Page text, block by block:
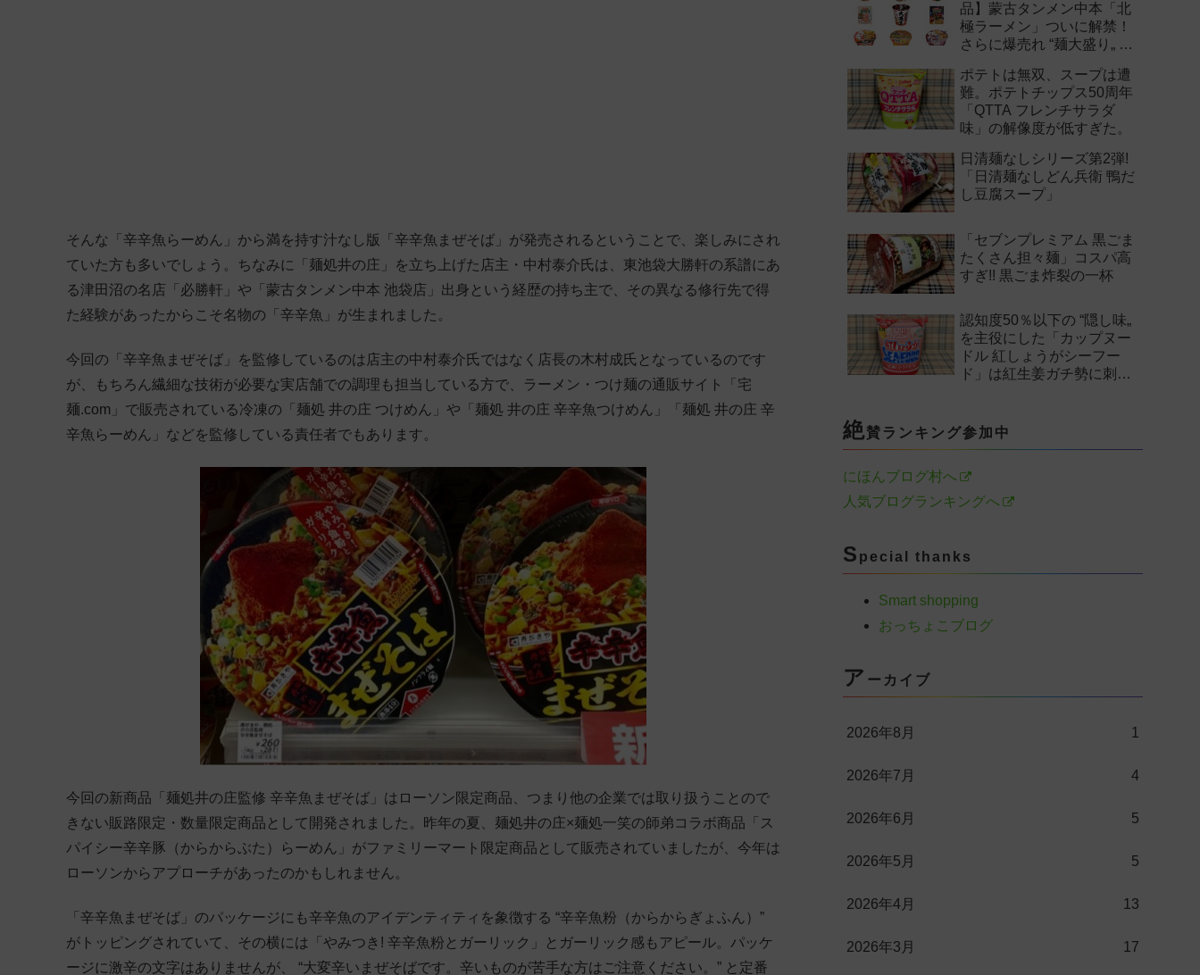
そんな「辛辛魚らーめん」から満を持す汁なし版「辛辛魚まぜそば」が発売されるということで、楽しみにされ
ていた方も多いでしょう。ちなみに「麺処井の庄」を立ち上げた店主・中村泰介氏は、東池袋大勝軒の系譜にあ
る津田沼の名店「必勝軒」や「蒙古タンメン中本 池袋店」出身という経歴の持ち主で、その異なる修行先で得
た経験があったからこそ名物の「辛辛魚」が生まれました。
今回の「辛辛魚まぜそば」を監修しているのは店主の中村泰介氏ではなく店長の木村成氏となっているのです
が、もちろん繊細な技術が必要な実店舗での調理も担当している方で、ラーメン・つけ麺の通販サイト「宅
麺.com」で販売されている冷凍の「麺処 井の庄 つけめん」や「麺処 井の庄 辛辛魚つけめん」「麺処 井の庄 辛
辛魚らーめん」などを監修している責任者でもあります。
今回の新商品「麺処井の庄監修 辛辛魚まぜそば」はローソン限定商品、つまり他の企業では取り扱うことので
きない販路限定・数量限定商品として開発されました。昨年の夏、麺処井の庄×麺処一笑の師弟コラボ商品「ス
パイシー辛辛豚（からからぶた）らーめん」がファミリーマート限定商品として販売されていましたが、今年は
ローソンからアプローチがあったのかもしれません。
「辛辛魚まぜそば」のパッケージにも辛辛魚のアイデンティティを象徴する “辛辛魚粉（からからぎょふん）”
がトッピングされていて、その横には「やみつき! 辛辛魚粉とガーリック」とガーリック感もアピール。パッケ
ージに激辛の文字はありませんが、 “大変辛いまぜそばです。辛いものが苦手な方はご注意ください。” と定番
品】蒙古タンメン中本「北
極ラーメン」ついに解禁！
さらに爆売れ “麺大盛り„ シ
作まとめ！
ポテトは無双、スープは遭
難。ポテトチップス50周年
「QTTA フレンチサラダ
味」の解像度が低すぎた。
日清麺なしシリーズ第2弾!
「日清麺なしどん兵衛 鴨だ
し豆腐スープ」
「セブンプレミアム 黒ごま
たくさん担々麺」コスパ高
すぎ!! 黒ごま炸裂の一杯
認知度50％以下の “隠し味„
を主役にした「カップヌー
ドル 紅しょうがシーフー
ド」は紅生姜ガチ勢に刺さ
絶賛ランキング参加中
にほんブログ村へ
人気ブログランキングへ
S pecial thanks
Smart shopping
おっちょこブログ
ア ーカイブ
2026年8月 1
2026年7月 4
2026年6月 5
2026年5月 5
2026年4月 13
2026年3月 17